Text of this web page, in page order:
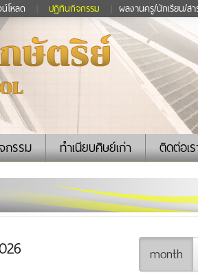
โหลด ปฏิทินกิจกรรม ผลงานครู/นักเรียน/สา
กรรม ทำเนียบศิษย์เก่า ติดต่อเ
month